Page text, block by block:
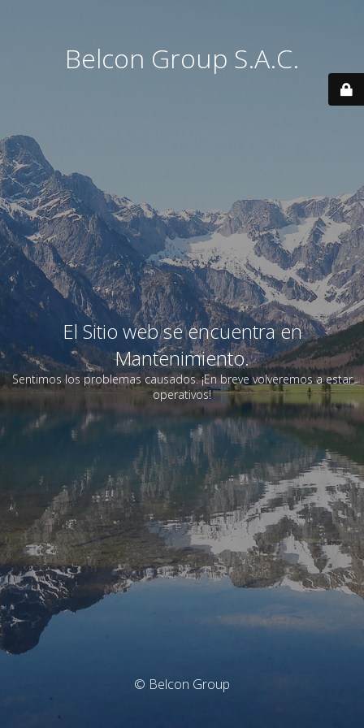
Belcon Group S.A.C.
El Sitio web se encuentra en
Mantenimiento.
Sentimos los problemas causados. ¡En breve volveremos a estar
operativos!
© Belcon Group